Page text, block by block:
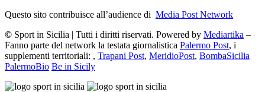
Questo sito contribuisce all’audience di Media Post Network
© Sport in Sicilia | Tutti i diritti riservati. Powered by Mediartika –
Fanno parte del network la testata giornalistica Palermo Post, i
supplementi territoriali: , Trapani Post, MeridioPost, BombaSicilia
PalermoBio Be in Sicily